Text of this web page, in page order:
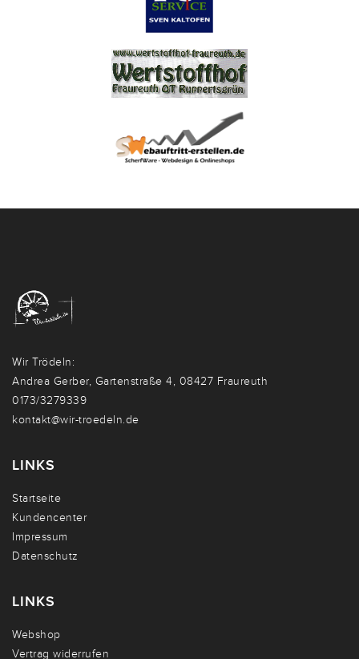
Wir Trödeln:
Andrea Gerber, Gartenstraße 4, 08427 Fraureuth
0173/3279339
kontakt@wir-troedeln.de
LINKS
Startseite
Kundencenter
Impressum
Datenschutz
LINKS
Webshop
Vertrag widerrufen